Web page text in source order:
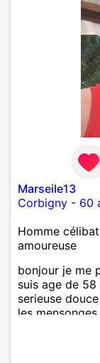
Marseile13
Corbigny - 60
Homme
amoureuse
bonjour je me
suis age de
serieuse
les
sensible doux
Marseille mes
département